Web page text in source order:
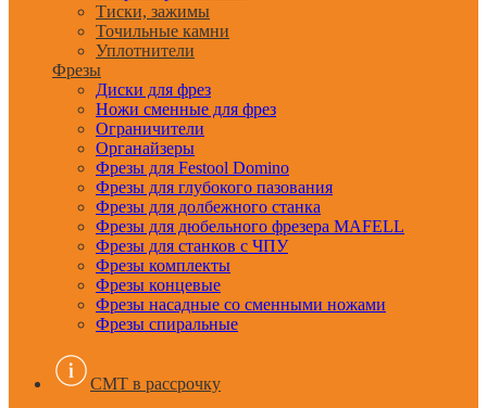
Тиски, зажимы
Точильные камни
Уплотнители
Фрезы
Диски для фрез
Ножи сменные для фрез
Ограничители
Органайзеры
Фрезы для Festool Domino
Фрезы для глубокого пазования
Фрезы для долбежного станка
Фрезы для дюбельного фрезера MAFELL
Фрезы для станков с ЧПУ
Фрезы комплекты
Фрезы концевые
Фрезы насадные со сменными ножами
Фрезы спиральные
CMT в рассрочку